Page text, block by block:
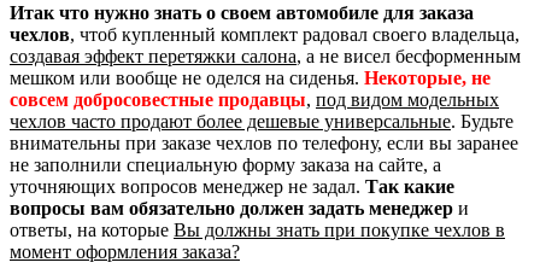
Итак что нужно знать о своем автомобиле для заказа
чехлов, чтоб купленный комплект радовал своего владельца,
создавая эффект перетяжки салона, а не висел бесформенным
мешком или вообще не оделся на сиденья. Некоторые, не
совсем добросовестные продавцы, под видом модельных
чехлов часто продают более дешевые универсальные. Будьте
внимательны при заказе чехлов по телефону, если вы заранее
не заполнили специальную форму заказа на сайте, а
уточняющих вопросов менеджер не задал. Так какие
вопросы вам обязательно должен задать менеджер и
ответы, на которые Вы должны знать при покупке чехлов в
момент оформления заказа?